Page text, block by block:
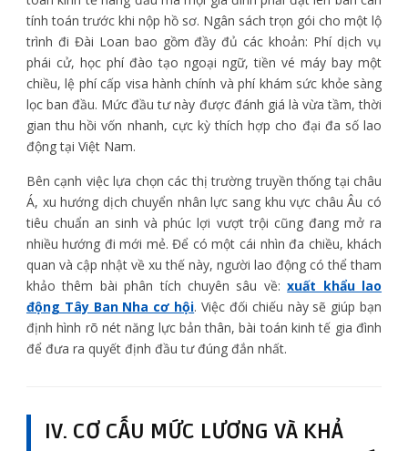
tính toán trước khi nộp hồ sơ. Ngân sách trọn gói cho một lộ
trình đi Đài Loan bao gồm đầy đủ các khoản: Phí dịch vụ
phái cử, học phí đào tạo ngoại ngữ, tiền vé máy bay một
chiều, lệ phí cấp visa hành chính và phí khám sức khỏe sàng
lọc ban đầu. Mức đầu tư này được đánh giá là vừa tầm, thời
gian thu hồi vốn nhanh, cực kỳ thích hợp cho đại đa số lao
động tại Việt Nam.
Bên cạnh việc lựa chọn các thị trường truyền thống tại châu
Á, xu hướng dịch chuyển nhân lực sang khu vực châu Âu có
tiêu chuẩn an sinh và phúc lợi vượt trội cũng đang mở ra
nhiều hướng đi mới mẻ. Để có một cái nhìn đa chiều, khách
quan và cập nhật về xu thế này, người lao động có thể tham
khảo thêm bài phân tích chuyên sâu về:xuất khẩu lao
động Tây Ban Nha cơ hội. Việc đối chiếu này sẽ giúp bạn
định hình rõ nét năng lực bản thân, bài toán kinh tế gia đình
để đưa ra quyết định đầu tư đúng đắn nhất.
IV. CƠ CẤU MỨC LƯƠNG VÀ KHẢ